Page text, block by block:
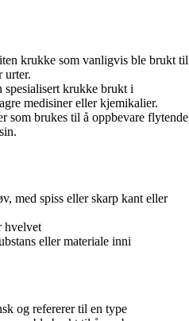
krukke som vanligvis ble brukt til
urter.
spesialisert krukke brukt i
medisiner eller kjemikalier.
som brukes til å oppbevare flytende
med spiss eller skarp kant eller
hvelvet
eller materiale inni
og refererer til en type